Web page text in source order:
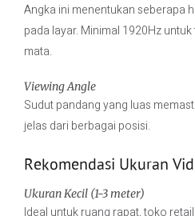
Angka ini menentukan seberapa
pada layar. Minimal 1920Hz
mata.
Viewing Angle
Sudut pandang yang luas
jelas dari berbagai posisi.
Rekomendasi Ukuran
Ukuran Kecil (1-3 meter)